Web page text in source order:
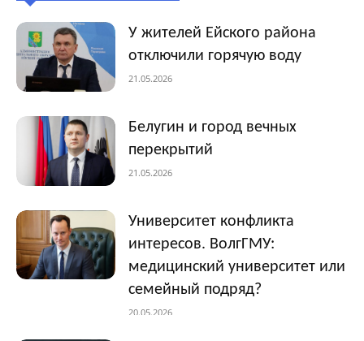
У жителей Ейского района
отключили горячую воду
21.05.2026
Белугин и город вечных
перекрытий
21.05.2026
Университет конфликта
интересов. ВолгГМУ:
медицинский университет или
семейный подряд?
20.05.2026